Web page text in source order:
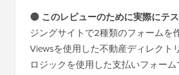
🟡 このレビューのために実際にテ
ジングサイトで2種類のフォームを
Viewsを使用した不動産ディレクト
ロジックを使用した支払いフォーム